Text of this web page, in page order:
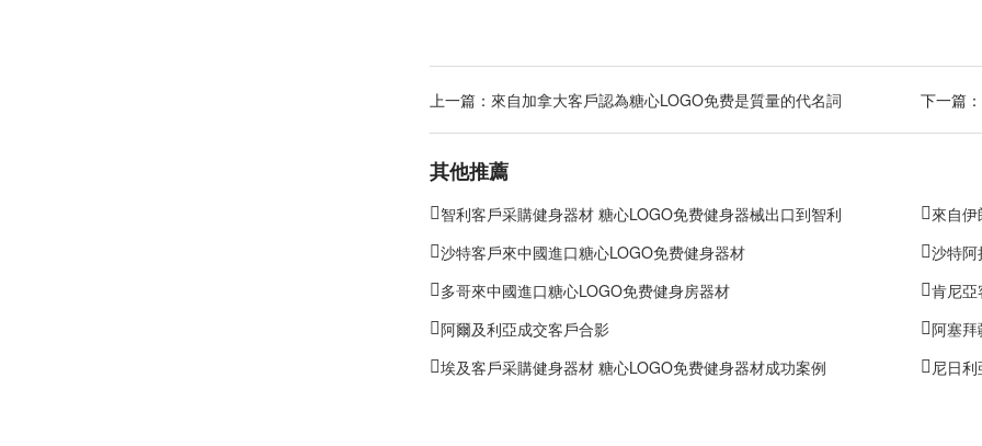
上一篇： 來自加拿大客戶認為糖心LOGO免费是質量的代名詞 下一篇：
其他推薦
智利客戶采購健身器材 糖心LOGO免费健身器械出口到智利
來自
沙特客戶來中國進口糖心LOGO免费健身器材
沙特阿
多哥來中國進口糖心LOGO免费健身房器材
肯尼亞
阿爾及利亞成交客戶合影
阿塞拜
埃及客戶采購健身器材 糖心LOGO免费健身器材成功案例
尼日